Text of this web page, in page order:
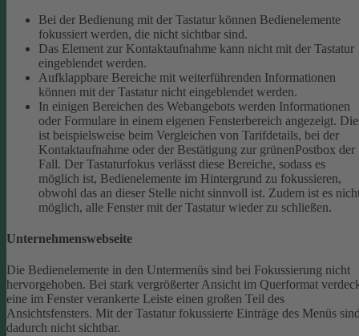
Bei der Bedienung mit der Tastatur können Bedienelemente
fokussiert werden, die nicht sichtbar sind.
Das Element zur Kontaktaufnahme kann nicht mit der Tastatur
eingeblendet werden.
Aufklappbare Bereiche mit weiterführenden Informationen
können mit der Tastatur nicht eingeblendet werden.
In einigen Bereichen des Webangebots werden Informationen
oder Formulare in einem eigenen Fensterbereich angezeigt.
ist beispielsweise beim Vergleichen von Tarifdetails, bei der
Kontaktaufnahme oder der Bestätigung zur grünenPostbox der
Fall. Der Tastaturfokus verlässt diese Bereiche, sodass es
möglich ist, Bedienelemente im Hintergrund zu fokussieren,
obwohl das an dieser Stelle nicht sinnvoll ist. Zudem ist es
möglich, alle Fenster mit der Tastatur wieder zu schließen.
Unternehmenswebseite
Die Bedienelemente in den Untermenüs sind bei Fokussierung nicht
hervorgehoben. Bei stark vergrößerter Ansicht im Querformat
eine im Fenster verankerte Leiste einen großen Teil des
Ansichtsfensters. Mit der Tastatur fokussierte Einträge des Menüs
dadurch nicht sichtbar.